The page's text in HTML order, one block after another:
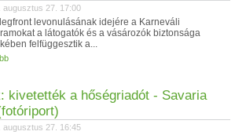
augusztus 27. 17:00
levonulásának idejére a Karneváli
a látogatók és a vásározók biztonsága
felfüggesztik a...
kivetették a hőségriadót - Savaria
augusztus 27. 16:45